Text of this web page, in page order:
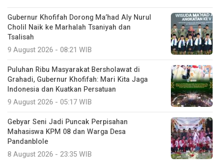
Gubernur Khofifah Dorong Ma’had Aly Nurul
Cholil Naik ke Marhalah Tsaniyah dan
Tsalisah
9 August 2026 - 08:21 WIB
Puluhan Ribu Masyarakat Bersholawat di
Grahadi, Gubernur Khofifah: Mari Kita Jaga
Indonesia dan Kuatkan Persatuan
9 August 2026 - 05:17 WIB
Gebyar Seni Jadi Puncak Perpisahan
Mahasiswa KPM 08 dan Warga Desa
Pandanblole
8 August 2026 - 23:35 WIB